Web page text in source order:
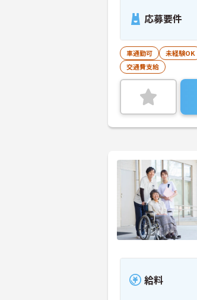
応募要件
車通勤可 未経験OK
交通費支給
給料